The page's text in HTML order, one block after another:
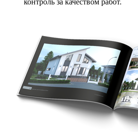
контроль за качеством работ.